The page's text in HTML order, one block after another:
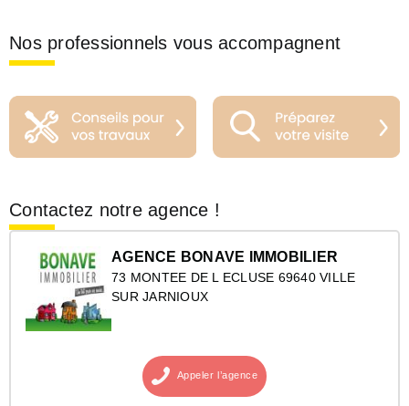
Nos professionnels vous accompagnent
Contactez notre agence !
AGENCE BONAVE IMMOBILIER
73 MONTEE DE L ECLUSE 69640 VILLE
SUR JARNIOUX
Appeler l’agence